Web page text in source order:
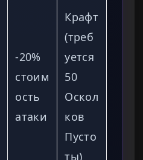
-20%
стоим
ость
атаки
Крафт
(треб
уется
50
Оскол
ков
Пусто
ты)